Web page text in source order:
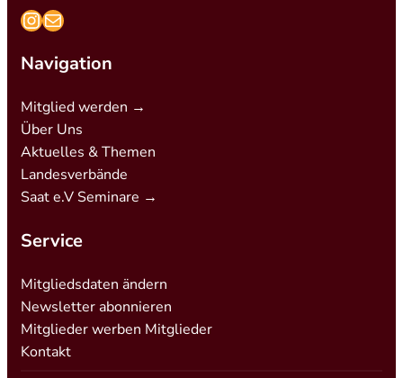
https://www.instagram.com/
mailto:info@kirchengewerkschaft.de
Navigation
Mitglied werden →
Über Uns
Aktuelles & Themen
Landesverbände
Saat e.V Seminare →
Service
Mitgliedsdaten ändern
Newsletter abonnieren
Mitglieder werben Mitglieder
Kontakt